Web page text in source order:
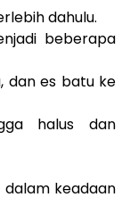
dahulu.
beberapa
dan es batu ke
halus dan
keadaan